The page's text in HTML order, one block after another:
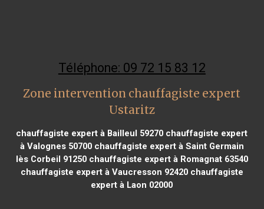
Téléphone: 09 72 15 83 12
Zone intervention chauffagiste expert
Ustaritz
chauffagiste expert à Bailleul 59270 chauffagiste expert
à Valognes 50700chauffagiste expert à Saint Germain
lès Corbeil 91250chauffagiste expert à Romagnat 63540
chauffagiste expert à Vaucresson 92420chauffagiste
expert à Laon 02000